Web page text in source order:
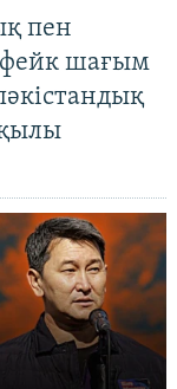
пен
шағым